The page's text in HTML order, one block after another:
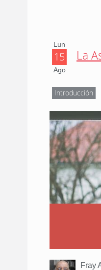
Lun
15
Ago
La
Introducción
Fray